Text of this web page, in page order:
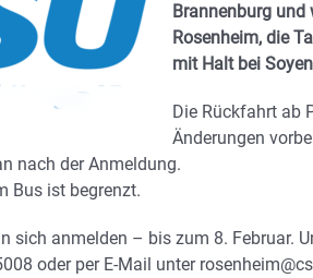
Brannenburg und
Rosenheim, die
mit Halt bei
Die Rückfahrt ab
Änderungen
nach der Anmeldung.
Bus ist begrenzt.
sich anmelden – bis zum 8. Februar.
oder per E-Mail unter